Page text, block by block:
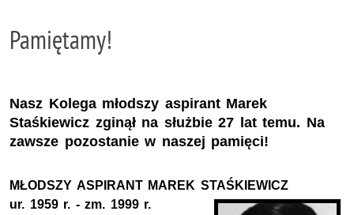
Pamiętamy!
Nasz Kolega młodszy aspirant Marek
Staśkiewicz zginął na służbie 27 lat temu. Na
zawsze pozostanie w naszej pamięci!
MŁODSZY ASPIRANT MAREK STAŚKIEWICZ
ur. 1959 r. -zm. 1999 r.